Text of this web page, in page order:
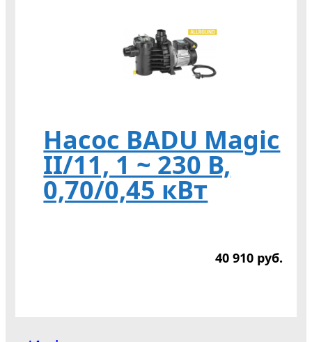
Насос BADU Magic
II/11, 1 ~ 230 В,
0,70/0,45 кВт
40 910 руб.